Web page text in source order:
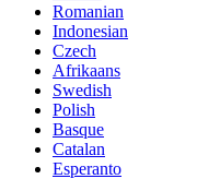
Romanian
Indonesian
Czech
Afrikaans
Swedish
Polish
Basque
Catalan
Esperanto